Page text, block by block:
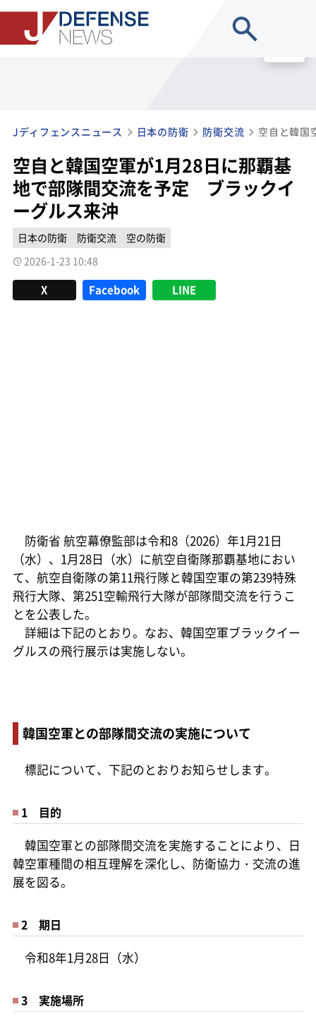
Jディフェンスニュース 日本の防衛 防衛交流
空自と韓国空軍が1月28日に那覇基
地で部隊間交流を予定 ブラックイ
ーグルス来沖
日本の防衛 防衛交流
空の防衛
2026-1-23 10:48
X Facebook LINE
防衛省 航空幕僚監部は令和8（2026）年1月21日
（水）、1月28日（水）に航空自衛隊那覇基地におい
て、航空自衛隊の第11飛行隊と韓国空軍の第239特殊
飛行大隊、第251空輸飛行大隊が部隊間交流を行うこ
とを公表した。
詳細は下記のとおり。なお、韓国空軍ブラックイー
グルスの飛行展示は実施しない。
韓国空軍との部隊間交流の実施について
標記について、下記のとおりお知らせします。
1 目的
韓国空軍との部隊間交流を実施することにより、日
韓空軍種間の相互理解を深化し、防衛協力・交流の進
展を図る。
2 期日
令和8年1月28日（水）
3 実施場所